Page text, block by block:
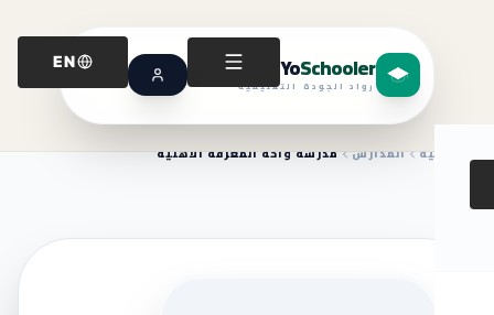
YoSchooler
رواد الجودة التعليمية
EN
الرئيسية المدارس مدرسة واحة المعرفة الاهلية